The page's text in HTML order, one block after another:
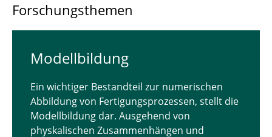
Forschungsthemen
Mo­dell­bil­dung
Ein wichtiger Bestandteil zur numerischen
Abbildung von Fertigungsprozessen, stellt die
Modellbildung dar. Ausgehend von
physkalischen Zusammenhängen und